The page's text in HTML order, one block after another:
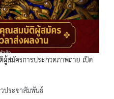
สมัครการประกวดภาพถ่าย เปิด
ประชาสัมพันธ์